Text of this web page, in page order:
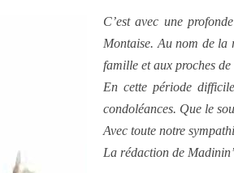
C’est avec une
Montaise. Au nom de la
famille et aux proches
En cette période
condoléances. Que le
Avec toute notre
La rédaction de